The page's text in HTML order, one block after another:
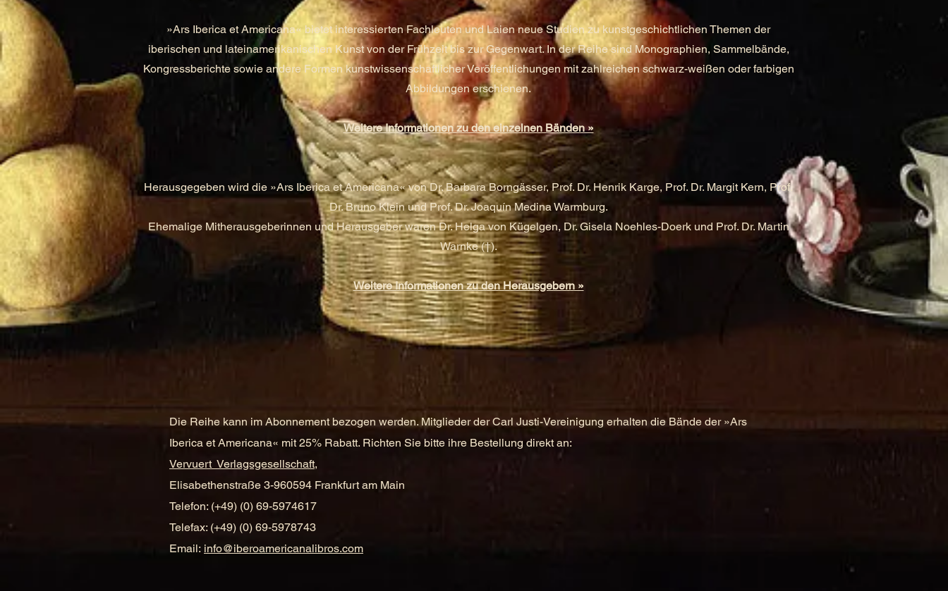
»Ars Iberica et Americana« bietet interessierten Fachleuten und Laien neue Studien zu kunstgeschichtlichen Themen der
iberischen und lateinamerikanischen Kunst von der Frühzeit bis zur Gegenwart. In der Reihe sind Monographien, Sammelbände,
Kongressberichte sowie andere Formen kunstwissenschaftlicher Veröffentlichungen mit zahlreichen schwarz-weißen oder farbigen
Abbildungen erschienen.
Weitere Informationen zu den einzelnen Bänden »
Herausgegeben wird die »Ars Iberica et Americana« von Dr. Barbara Borngässer, Prof. Dr. Henrik Karge, Prof. Dr. Margit Kern, Prof.
Dr. Bruno Klein und Prof. Dr. Joaquín Medina Warmburg.
Ehemalige Mitherausgeberinnen und Herausgeber waren Dr. Helga von Kügelgen, Dr. Gisela Noehles-Doerk und Prof. Dr. Martin
Warnke (†).
Weitere Informationen zu den Herausgebern »
Die Reihe kann im Abonnement bezogen werden. Mitglieder der Carl Justi-Vereinigung erhalten die Bände der »Ars
Iberica et Americana« mit 25% Rabatt. Richten Sie bitte ihre Bestellung direkt an:
Vervuert Verlagsgesellschaft,
Elisabethenstraße 3-960594 Frankfurt am Main
Telefon: (+49) (0) 69-5974617
Telefax: (+49) (0) 69-5978743
Email: info@iberoamericanalibros.com